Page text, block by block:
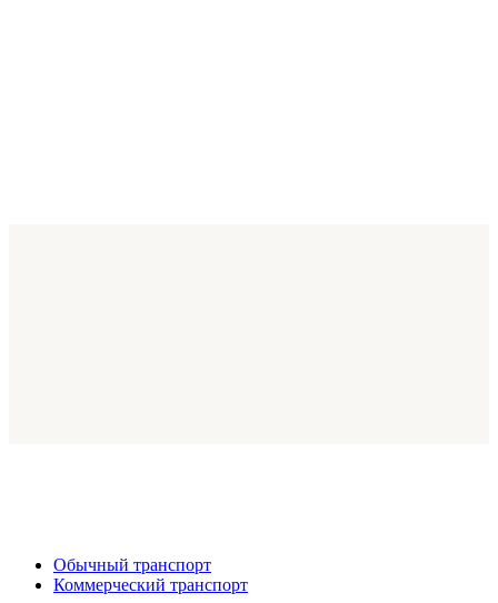
Обычный транспорт
Коммерческий транспорт